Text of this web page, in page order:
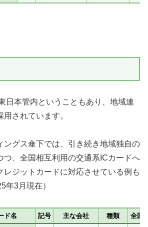
日本管内ということもあり、地域連
されています。
ングス傘下では、引き続き地域独自の
つ、全国相互利用の交通系ICカードへ
レジットカードに対応させている例も
年3月現在）
ド名 記号 主な会社 種類 全国